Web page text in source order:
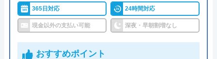
対応エリア 39都道府県
イースマイルがおすすめの理由
イースマイルは対応する自治体で適切な工事ができ
365日対応 24時間対応
現金以外の支払い可能 深夜・早朝割増なし
おすすめポイント